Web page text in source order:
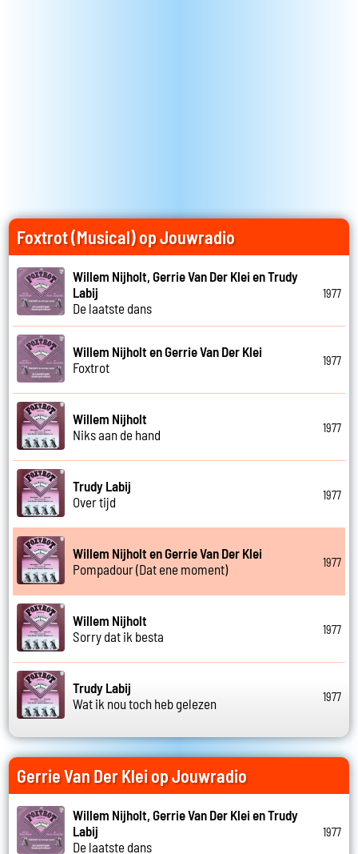
Foxtrot (Musical) op Jouwradio
Willem Nijholt, Gerrie Van Der Klei en Trudy
Labij
De laatste dans
1977
Willem Nijholt en Gerrie Van Der Klei
Foxtrot
1977
Willem Nijholt
Niks aan de hand
1977
Trudy Labij
Over tijd
1977
Willem Nijholt en Gerrie Van Der Klei
Pompadour (Dat ene moment)
1977
Willem Nijholt
Sorry dat ik besta
1977
Trudy Labij
Wat ik nou toch heb gelezen
1977
Gerrie Van Der Klei op Jouwradio
Willem Nijholt, Gerrie Van Der Klei en Trudy
Labij
De laatste dans
1977